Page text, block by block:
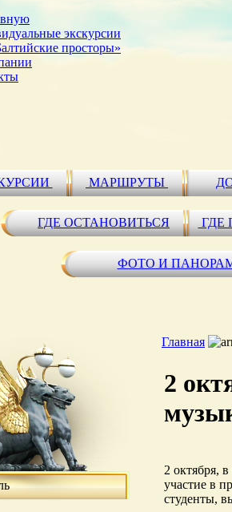
экскурсии
просторы»
МАРШРУТЫ
ГДЕ ОСТАНОВИТЬСЯ ГДЕ
ФОТО И
Главная
2
2 октября,
участие в
студенты,